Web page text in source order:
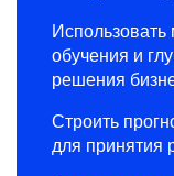
Использовать
обучения и
решения
Строить
для принятия